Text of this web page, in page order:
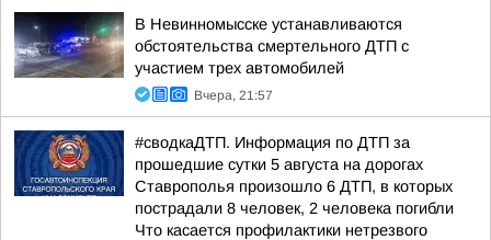
В Невинномысске устанавливаются
обстоятельства смертельного ДТП с
участием трех автомобилей
Вчера, 21:57
#сводкаДТП. Информация по ДТП за
прошедшие сутки 5 августа на дорогах
Ставрополья произошло 6 ДТП, в которых
пострадали 8 человек, 2 человека погибли
Что касается профилактики нетрезвого